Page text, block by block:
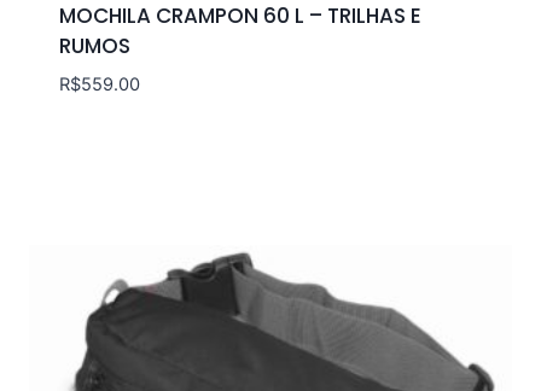
MOCHILA CRAMPON 60 L – TRILHAS E
RUMOS
R$559.00